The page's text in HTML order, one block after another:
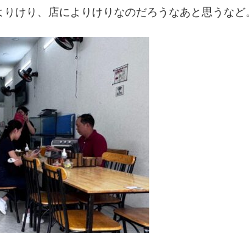
けり、店によりけりなのだろうなあと思うなど。